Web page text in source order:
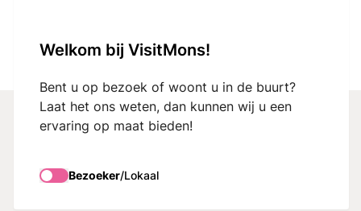
Welkom bij VisitMons!
Bent u op bezoek of woont u in de buurt?
Laat het ons weten, dan kunnen wij u een
ervaring op maat bieden!
Bezoeker/Lokaal
Wijngaarden